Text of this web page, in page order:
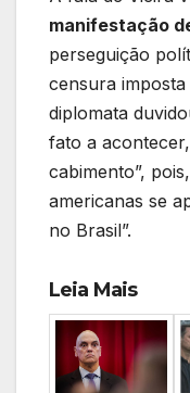
manifestação
perseguição
censura
diplomata
fato a
cabimento”,
americanas se
no Brasil”.
Leia Mais